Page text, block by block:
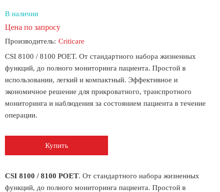
В наличии
Цена по запросу
Производитель: Criticare
CSI 8100 / 8100 POET. От стандартного набора жизненных
функций, до полного мониторинга пациента. Простой в
использовании, легкий и компактный. Эффективное и
экономичное решение для прикроватного, транспротного
мониторинга и наблюдения за состоянием пациента в течение
операции.
Купить
CSI 8100 / 8100 POET. От стандартного набора жизненных
функций, до полного мониторинга пациента. Простой в